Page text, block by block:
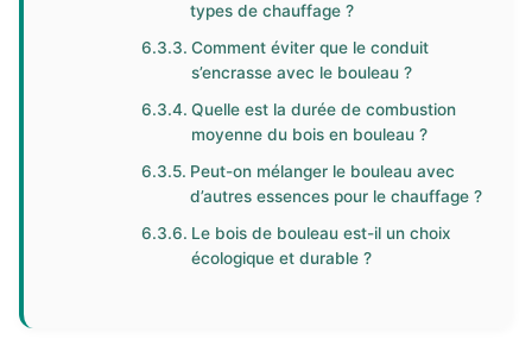
types de chauffage ?
Comment éviter que le conduit
s’encrasse avec le bouleau ?
Quelle est la durée de combustion
moyenne du bois en bouleau ?
Peut-on mélanger le bouleau avec
d’autres essences pour le chauffage ?
Le bois de bouleau est-il un choix
écologique et durable ?